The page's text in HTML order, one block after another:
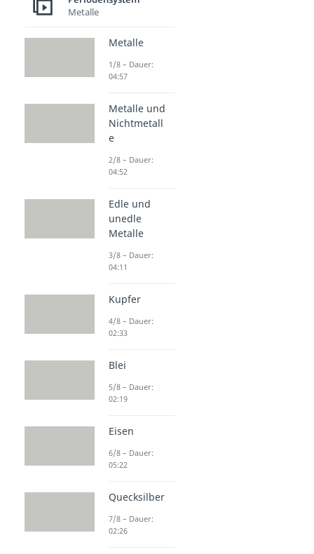
Metalle
Metalle
1/8 – Dauer:
04:57
Metalle und
Nichtmetall
e
2/8 – Dauer:
04:52
Edle und
unedle
Metalle
3/8 – Dauer:
04:11
Kupfer
4/8 – Dauer:
02:33
Blei
5/8 – Dauer:
02:19
Eisen
6/8 – Dauer:
05:22
Quecksilber
7/8 – Dauer:
02:26